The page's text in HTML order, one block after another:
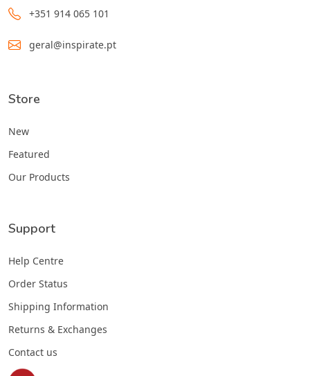
+351 914 065 101
geral@inspirate.pt
Store
New
Featured
Our Products
Support
Help Centre
Order Status
Shipping Information
Returns & Exchanges
Contact us